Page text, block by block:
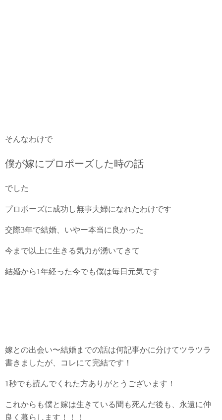
そんなわけで
僕が嫁にプロポーズした時の話
でした
プロポーズに成功し無事夫婦になれたわけです
交際3年で結婚、いやー本当に良かった
今まで以上に生きる気力が湧いてきて
結婚から1年経った今でも僕は毎日元気です
嫁との出会い〜結婚までの話は何記事かに分けてツラツラ
書きましたが、コレにて完結です！
1秒でも読んでくれた方ありがとうございます！
これからも僕と嫁は生きている間も死んだ後も、永遠に仲
良く暮らします！！！